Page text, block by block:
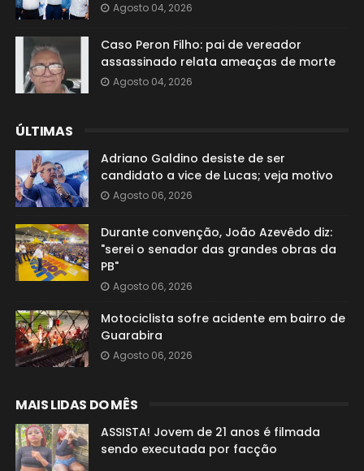
Agosto 04, 2026
Caso Peron Filho: pai de vereador
assassinado relata ameaças de morte
Agosto 04, 2026
ÚLTIMAS
Adriano Galdino desiste de ser
candidato a vice de Lucas; veja motivo
Agosto 06, 2026
Durante convenção, João Azevêdo diz:
"serei o senador das grandes obras da
PB"
Agosto 06, 2026
Motociclista sofre acidente em bairro de
Guarabira
Agosto 06, 2026
MAIS LIDAS DO MÊS
ASSISTA! Jovem de 21 anos é filmada
sendo executada por facção